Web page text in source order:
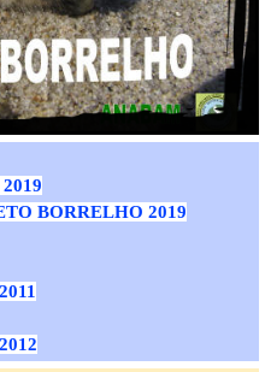
BORRELHO 2019